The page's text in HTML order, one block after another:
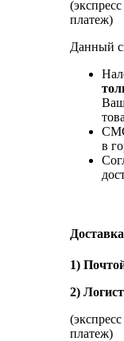
платеж)
Данный
в
1)
2)
платеж)